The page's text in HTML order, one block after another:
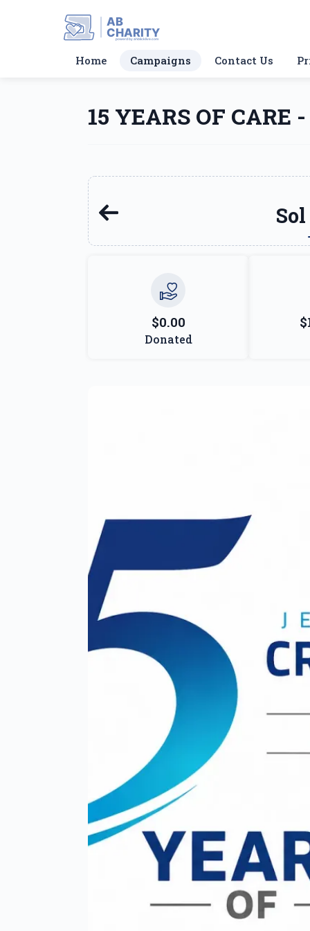
AB
CHARITY
powerd by ahblicklive.com
Home Campaigns Contact Us
15 YEARS OF CARE
$0.00
Donated